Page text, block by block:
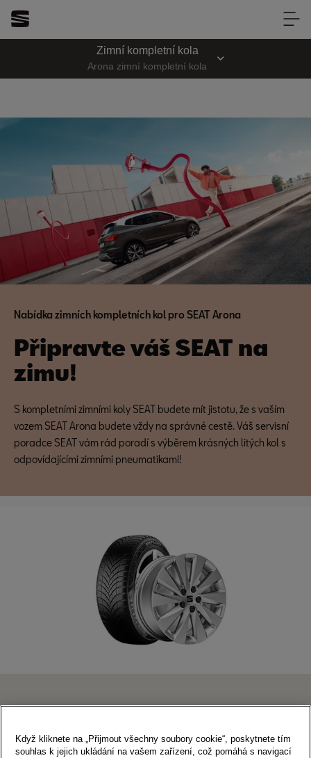
Servis AUTO OPAT
Servis AUTO OPATZimní kompletní kola
Arona zimní kompletní kola
Nabídka zimních kompletních kol pro SEAT Arona
Připravte váš SEAT na
zimu!
S kompletními zimními koly SEAT budete mít jistotu, že s vaším
vozem SEAT Arona budete vždy na správné cestě. Váš servisní
poradce SEAT vám rád poradí s výběrem krásných litých kol s
odpovídajícími zimními pneumatikami!
SEAT Design
6×16" 5/100/45
Když kliknete na „Přijmout všechny soubory cookie“, poskytnete tím
souhlas k jejich ukládání na vašem zařízení, což pomáhá s navigací